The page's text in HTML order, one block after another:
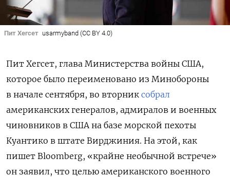
Пит Хегсет usarmyband (CC BY 4.0)
Пит Хегсет, глава Министерства войны США,
которое было переименовано из Минобороны
в начале сентября, во вторник собрал
американских генералов, адмиралов и военных
чиновников в США на базе морской пехоты
Куантико в штате Вирджиния. На этой, как
пишет Bloomberg, «крайне необычной встрече»
он заявил, что целью американского военного